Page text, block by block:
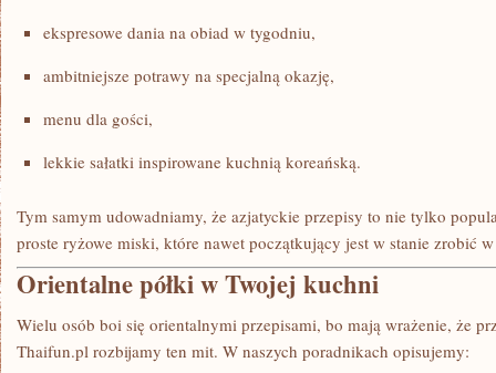
ekspresowe dania na obiad w tygodniu,
ambitniejsze potrawy na specjalną okazję,
menu dla gości,
lekkie sałatki inspirowane kuchnią koreańską.
Tym samym udowadniamy, że azjatyckie przepisy to nie tylko
proste ryżowe miski, które nawet początkujący jest w stanie zrobić
Orientalne półki w Twojej kuchni
Wielu osób boi się orientalnymi przepisami, bo mają wrażenie, że
Thaifun.pl rozbijamy ten mit. W naszych poradnikach opisujemy: